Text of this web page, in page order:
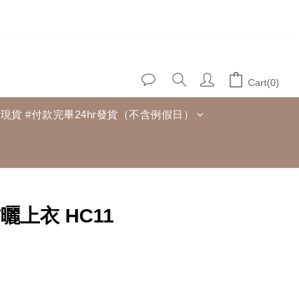
Cart(0)
貨 #付款完畢24hr發貨（不含例假日）
上衣 HC11